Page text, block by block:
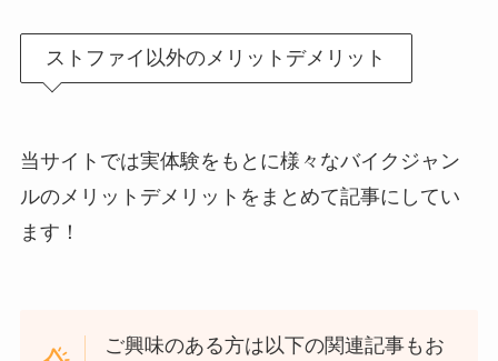
ストファイ以外のメリットデメリット
当サイトでは実体験をもとに様々なバイクジャン
ルのメリットデメリットをまとめて記事にしてい
ます！
ご興味のある方は以下の関連記事もお